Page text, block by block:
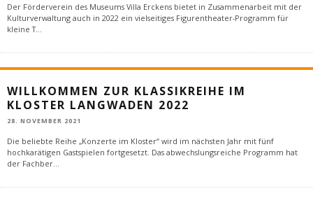
Der Förderverein des Museums Villa Erckens bietet in Zusammenarbeit mit der
Kulturverwaltung auch in 2022 ein vielseitiges Figurentheater-Programm für
kleine T...
WILLKOMMEN ZUR KLASSIKREIHE IM
KLOSTER LANGWADEN 2022
28. NOVEMBER 2021
Die beliebte Reihe „Konzerte im Kloster“ wird im nächsten Jahr mit fünf
hochkarätigen Gastspielen fortgesetzt. Das abwechslungsreiche Programm hat
der Fachber